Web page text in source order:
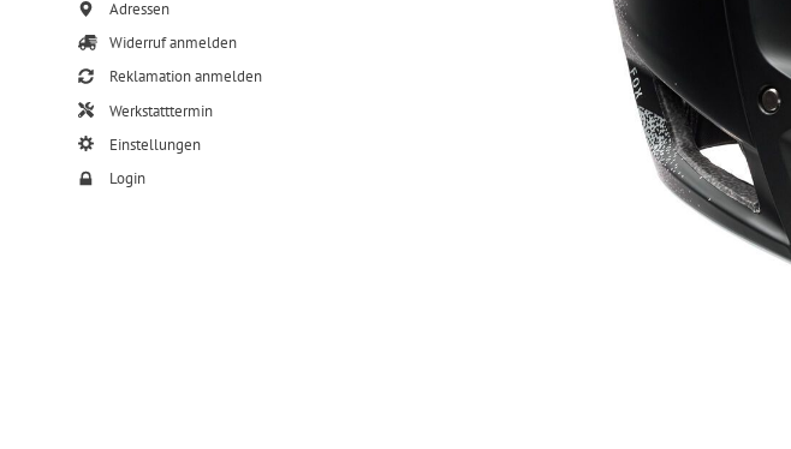
Adressen
Widerruf anmelden
Reklamation anmelden
Werkstatttermin
Einstellungen
Login